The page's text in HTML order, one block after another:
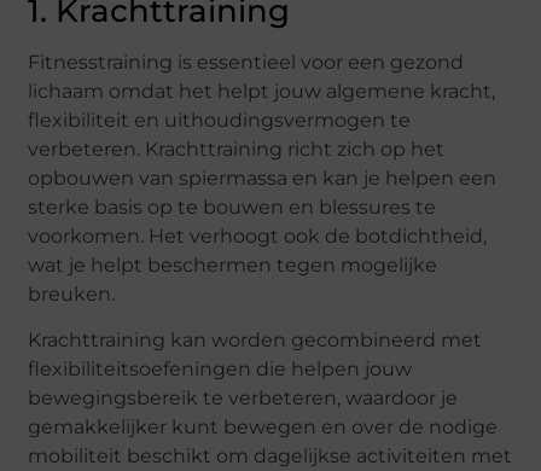
1. Krachttraining
Fitnesstraining is essentieel voor een gezond
lichaam omdat het helpt jouw algemene kracht,
flexibiliteit en uithoudingsvermogen te
verbeteren. Krachttraining richt zich op het
opbouwen van spiermassa en kan je helpen een
sterke basis op te bouwen en blessures te
voorkomen. Het verhoogt ook de botdichtheid,
wat je helpt beschermen tegen mogelijke
breuken.
Krachttraining kan worden gecombineerd met
flexibiliteitsoefeningen die helpen jouw
bewegingsbereik te verbeteren, waardoor je
gemakkelijker kunt bewegen en over de nodige
mobiliteit beschikt om dagelijkse activiteiten met